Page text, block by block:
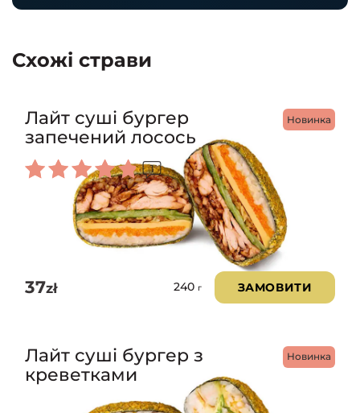
Схожі страви
Новинка
Лайт суші бургер
запечений лосось
Оцінено
1
37zł 240 г ЗАМОВИТИ
Новинка
Лайт суші бургер з
креветками